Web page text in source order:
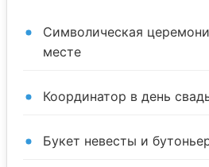
Символическая
месте
Координатор в день
Букет невесты и